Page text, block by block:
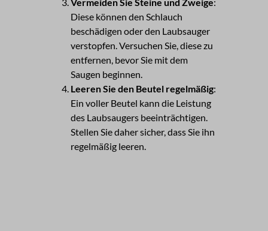
Vermeiden Sie Steine und Zweige:
Diese können den Schlauch
beschädigen oder den Laubsauger
verstopfen. Versuchen Sie, diese zu
entfernen, bevor Sie mit dem
Saugen beginnen.
Leeren Sie den Beutel regelmäßig:
Ein voller Beutel kann die Leistung
des Laubsaugers beeinträchtigen.
Stellen Sie daher sicher, dass Sie ihn
regelmäßig leeren.